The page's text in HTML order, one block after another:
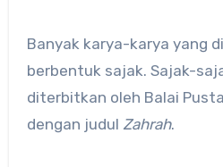
Banyak karya-karya yang
berbentuk sajak. Sajak-
diterbitkan oleh Balai
dengan judul Zahrah.